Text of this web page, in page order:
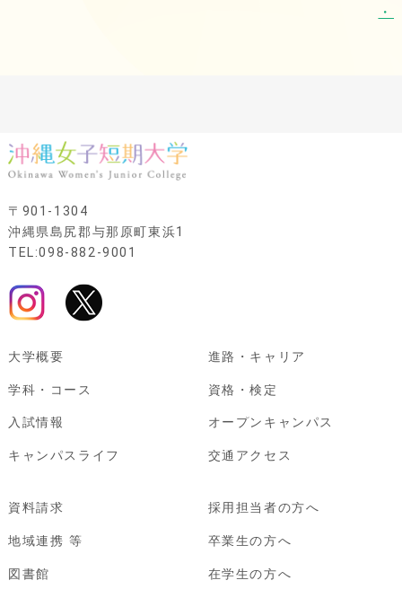
・
〒901-1304
沖縄県島尻郡与那原町東浜1
TEL:098-882-9001
大学概要
学科・コース
入試情報
キャンパスライフ
進路・キャリア
資格・検定
オープンキャンパス
交通アクセス
資料請求
地域連携 等
図書館
採用担当者の方へ
卒業生の方へ
在学生の方へ